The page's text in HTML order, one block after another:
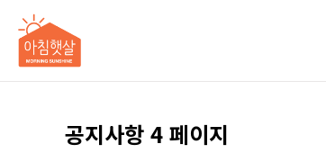
공지사항 4 페이지